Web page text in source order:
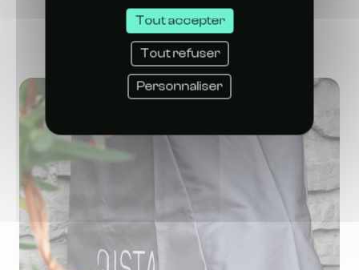
Tout accepter
Tout refuser
Personnaliser